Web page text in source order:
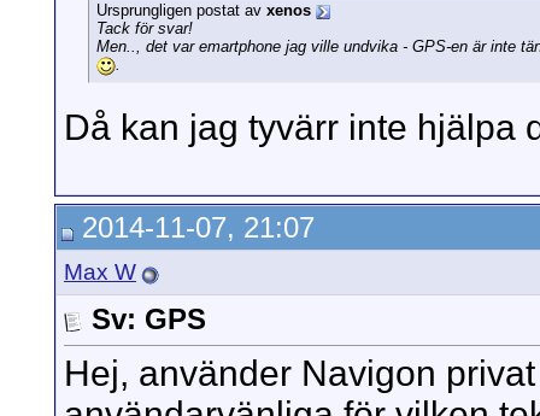
Ursprungligen postat av xenos
Tack för svar!
Men.., det var emartphone jag ville undvika - GPS-en är inte
.
Då kan jag tyvärr inte hjälpa
2014-11-07, 21:07
Max W
Sv: GPS
Hej, använder Navigon